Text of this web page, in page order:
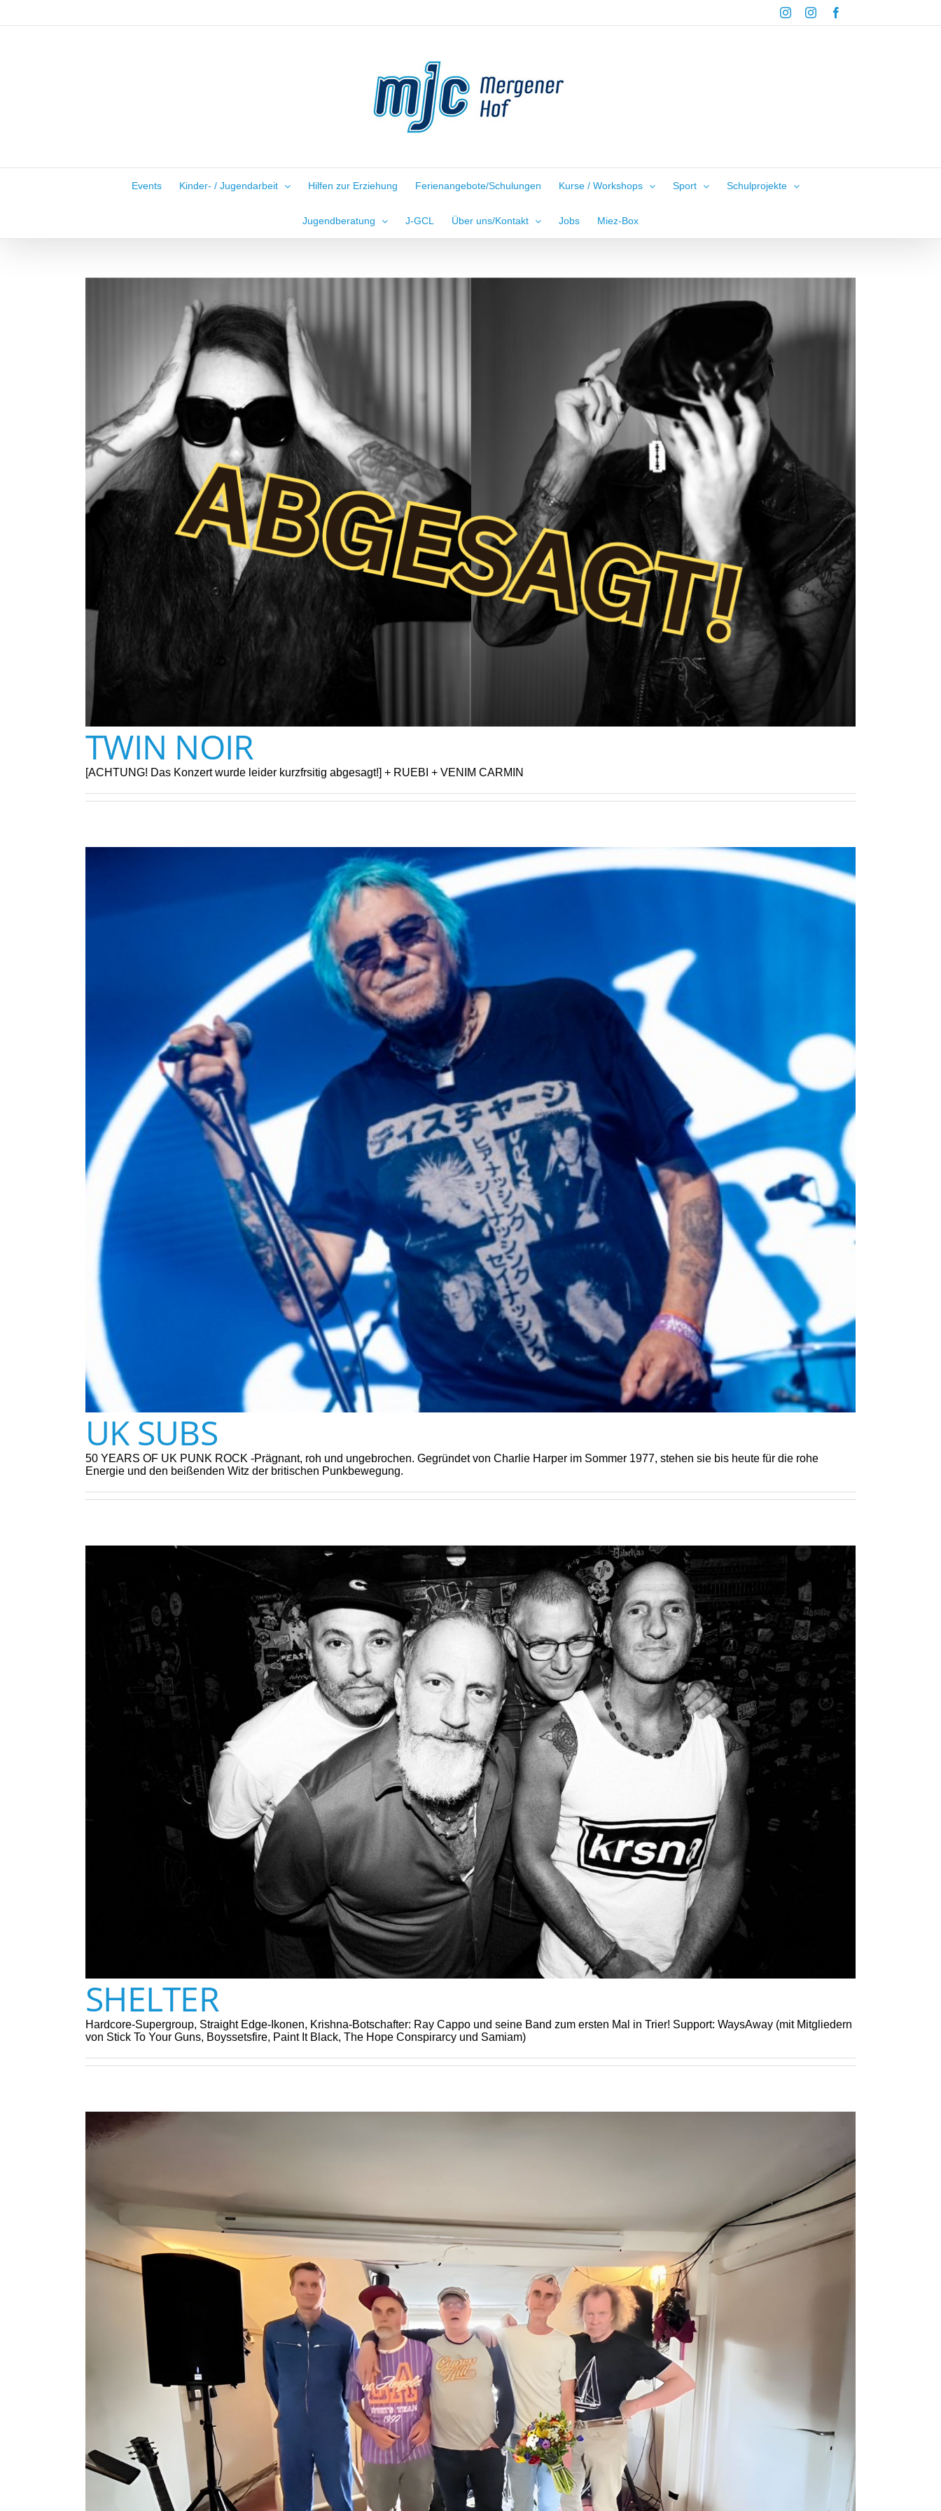
InstagramInstagram
Events Kinder- / Jugendarbeit Hilfen zur Erziehung Ferienangebote/Schulungen Kurse / Workshops Sport Schulprojekte
Jugendberatung J-GCL Über uns/Kontakt Jobs Miez-Box
TWIN NOIR
[ACHTUNG! Das Konzert wurde leider kurzfrsitig abgesagt!] + RUEBI + VENIM CARMIN
UK SUBS
50 YEARS OF UK PUNK ROCK -Prägnant, roh und ungebrochen. Gegründet von Charlie Harper im Sommer 1977, stehen sie bis heute für die rohe
Energie und den beißenden Witz der britischen Punkbewegung.
SHELTER
Hardcore-Supergroup, Straight Edge-Ikonen, Krishna-Botschafter: Ray Cappo und seine Band zum ersten Mal in Trier! Support: WaysAway (mit Mitgliedern
von Stick To Your Guns, Boyssetsfire, Paint It Black, The Hope Conspirarcy und Samiam)